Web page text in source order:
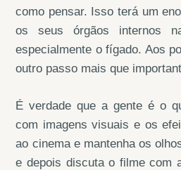
como pensar. Isso terá um
os seus órgãos internos
especialmente o fígado. Aos
outro passo mais que
É verdade que a gente é o
com imagens visuais e os
ao cinema e mantenha os
e depois discuta o filme com